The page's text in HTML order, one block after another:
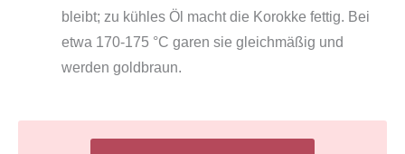
bleibt; zu kühles Öl macht die Korokke fettig. Bei
etwa 170-175 °C garen sie gleichmäßig und
werden goldbraun.